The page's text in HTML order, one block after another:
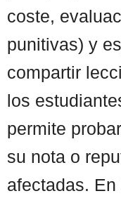
coste,
punitivas) y
compartir
los
permite
su nota o
afectadas. En